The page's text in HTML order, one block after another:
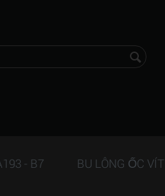
- B7 BU LÔNG ỐC VÍT